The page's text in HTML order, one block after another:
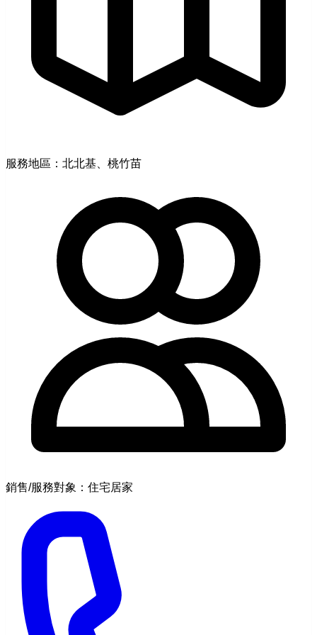
服務地區：北北基、桃竹苗
銷售/服務對象：住宅居家